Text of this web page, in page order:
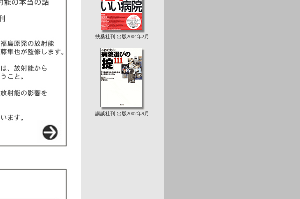
扶桑社刊 出版2004年2月
講談社刊 出版2002年9月